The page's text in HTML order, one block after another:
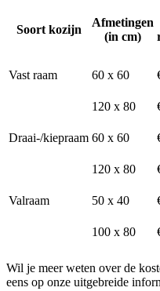
Soort kozijn
Afmetingen
(in cm)
Vast raam 60 x 60
120 x 80
Draai-/kiepraam 60 x 60
120 x 80
Valraam 50 x 40
100 x 80
Wil je meer weten over de
eens op onze uitgebreide